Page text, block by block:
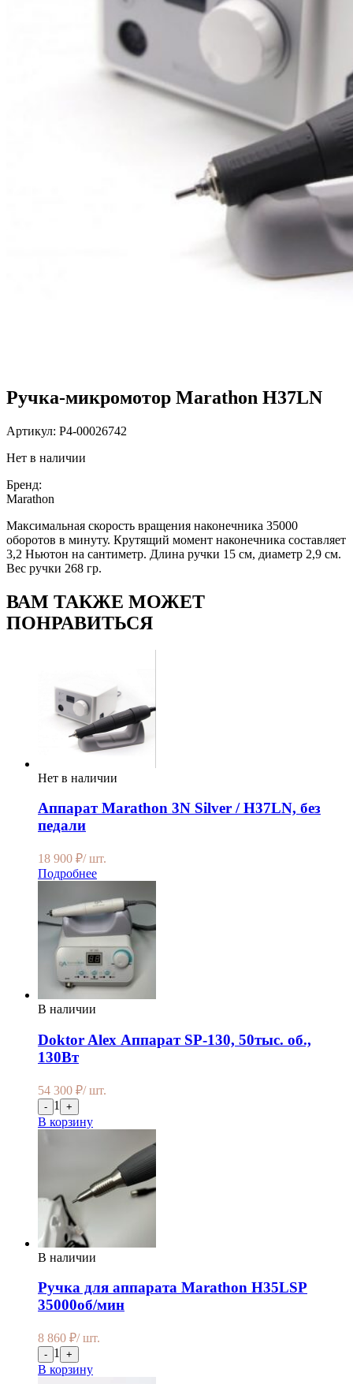
Ручка-микромотор Marathon H37LN
Артикул: P4-00026742
Нет в наличии
Бренд:
Marathon
Максимальная скорость вращения наконечника 35000
оборотов в минуту. Крутящий момент наконечника составляет
3,2 Ньютон на сантиметр. Длина ручки 15 см, диаметр 2,9 см.
Вес ручки 268 гр.
ВАМ ТАКЖЕ МОЖЕТ
ПОНРАВИТЬСЯ
Нет в наличии
Аппарат Marathon 3N Silver / H37LN, без
педали
18 900 ₽/ шт.
Подробнее
В наличии
Doktor Alex Аппарат SP-130, 50тыс. об.,
130Вт
54 300 ₽/ шт.
- 1 +
В корзину
В наличии
Ручка для аппарата Мarathon H35LSP
35000об/мин
8 860 ₽/ шт.
- 1 +
В корзину